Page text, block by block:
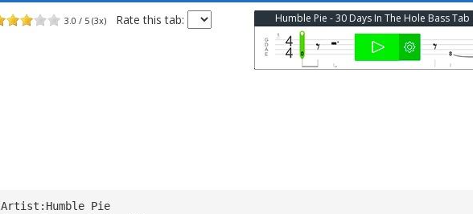
3.0 / 5 (3x) Rate this tab: Humble Pie - 30 Days In The Hole Bass Tab
Artist:Humble Pie